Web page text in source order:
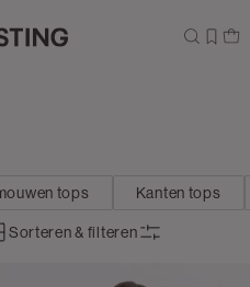
tops Kanten tops
Sorteren & filteren